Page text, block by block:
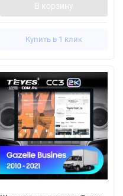
В корзину
Купить в 1 клик